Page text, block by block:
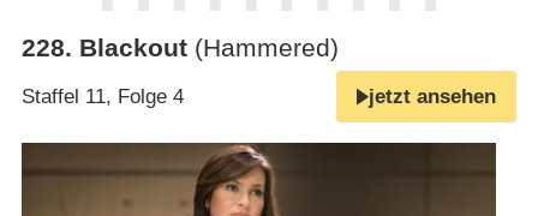
228. Blackout (Hammered)
Staffel 11, Folge 4 jetzt ansehen